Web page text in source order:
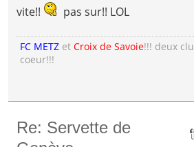
vite!!
pas sur!! LOL
FC METZ etCroix de Savoie!!! deux
coeur!!!
Re: Servette de